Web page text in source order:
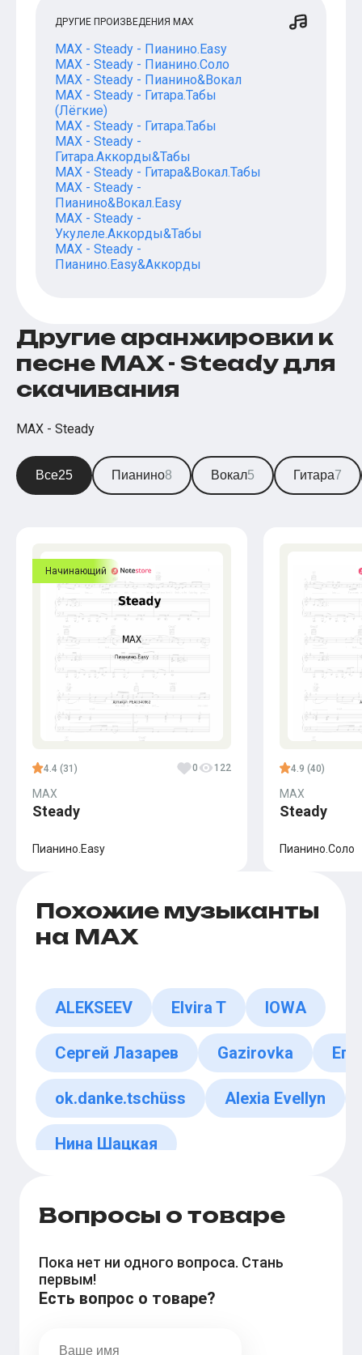
БесплатныеДРУГИЕ ПРОИЗВЕДЕНИЯ MAX
MAX - Steady - Пианино.Easy
MAX - Steady - Пианино.Соло
MAX - Steady - Пианино&Вокал
MAX - Steady - Гитара.Табы
(Лёгкие)
MAX - Steady - Гитара.Табы
MAX - Steady -
Гитара.Аккорды&Табы
MAX - Steady - Гитара&Вокал.Табы
MAX - Steady -
Пианино&Вокал.Easy
MAX - Steady -
Укулеле.Аккорды&Табы
MAX - Steady -
Пианино.Easy&Аккорды
Другие аранжировки к
песне MAX - Steady для
скачивания
MAX - Steady
Все25 Пианино8 Вокал5 Гитара7
Начинающий
4.4 (31) 0 122
MAX
Steady
Пианино.Easy
4.9 (40)
MAX
Steady
Пианино.Соло
Похожие музыканты
на MAX
ALEKSEEV Elvira T IOWA
Сергей Лазарев Gazirovka
ok.danke.tschüss Alexia Evellyn
Нина Шацкая
Вопросы о товаре
Пока нет ни одного вопроса. Стань
первым!
Есть вопрос о товаре?